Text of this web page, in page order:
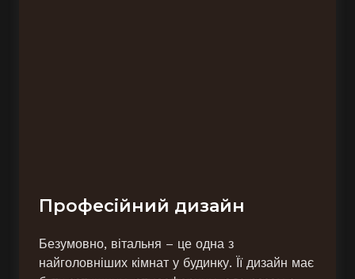
Професійний дизайн
Безумовно, вітальня – це одна з
найголовніших кімнат у будинку. Її дизайн має